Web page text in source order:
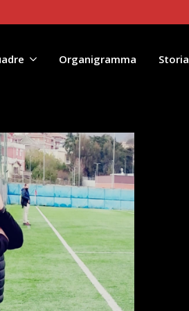
Organigramma Storia
2023